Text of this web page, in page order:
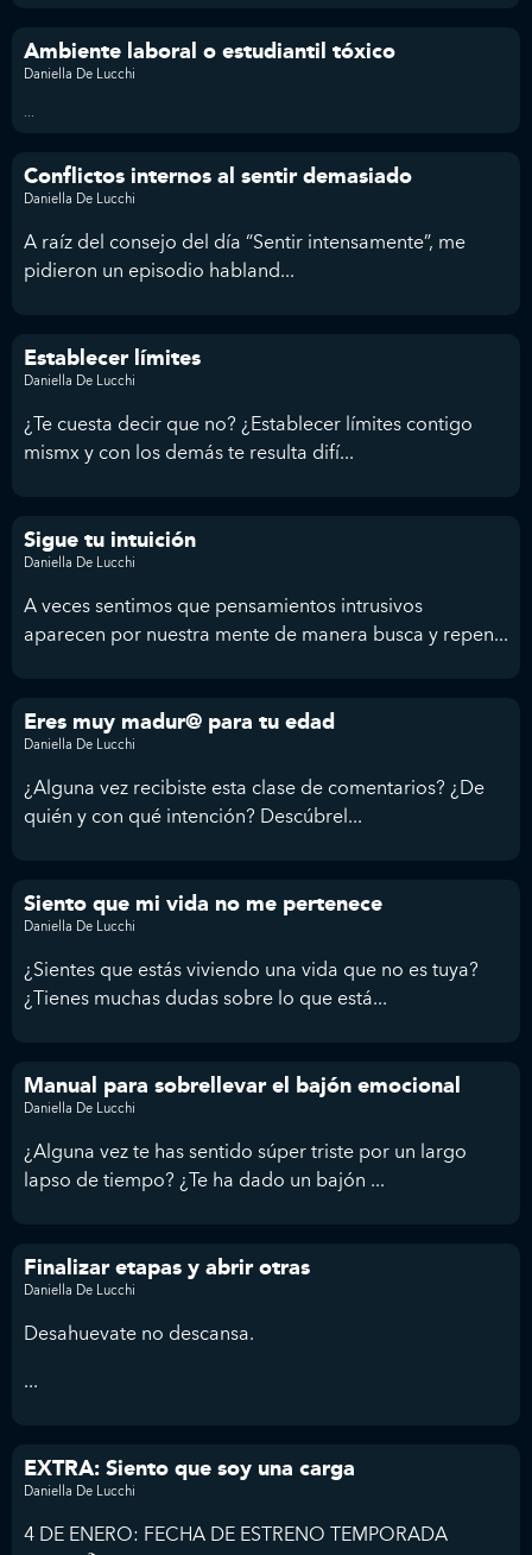
Ambiente laboral o estudiantil tóxico
Daniella De Lucchi
...
Conflictos internos al sentir demasiado
Daniella De Lucchi
A raíz del consejo del día “Sentir intensamente”, me
pidieron un episodio habland...
Establecer límites
Daniella De Lucchi
¿Te cuesta decir que no? ¿Establecer límites contigo
mismx y con los demás te resulta difí...
Sigue tu intuición
Daniella De Lucchi
A veces sentimos que pensamientos intrusivos
aparecen por nuestra mente de manera busca y repen...
Eres muy madur@ para tu edad
Daniella De Lucchi
¿Alguna vez recibiste esta clase de comentarios? ¿De
quién y con qué intención? Descúbrel...
Siento que mi vida no me pertenece
Daniella De Lucchi
¿Sientes que estás viviendo una vida que no es tuya?
¿Tienes muchas dudas sobre lo que está...
Manual para sobrellevar el bajón emocional
Daniella De Lucchi
¿Alguna vez te has sentido súper triste por un largo
lapso de tiempo? ¿Te ha dado un bajón ...
Finalizar etapas y abrir otras
Daniella De Lucchi
Desahuevate no descansa.
...
EXTRA: Siento que soy una carga
Daniella De Lucchi
4 DE ENERO: FECHA DE ESTRENO TEMPORADA